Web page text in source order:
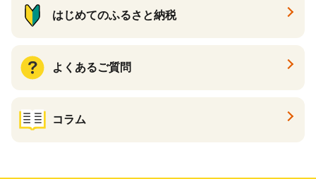
はじめてのふるさと納税
よくあるご質問
コラム